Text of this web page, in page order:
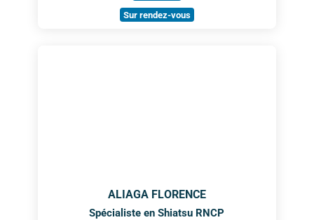
Sur rendez-vous
ALIAGA FLORENCE
Spécialiste en Shiatsu RNCP